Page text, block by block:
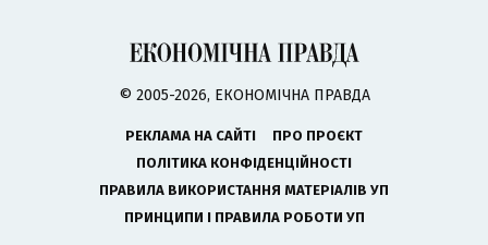
© 2005-2026, ЕКОНОМІЧНА ПРАВДА
РЕКЛАМА НА САЙТІ
ПРО ПРОЄКТ
ПОЛІТИКА КОНФІДЕНЦІЙНОСТІ
ПРАВИЛА ВИКОРИСТАННЯ МАТЕРІАЛІВ УП
ПРИНЦИПИ І ПРАВИЛА РОБОТИ УП